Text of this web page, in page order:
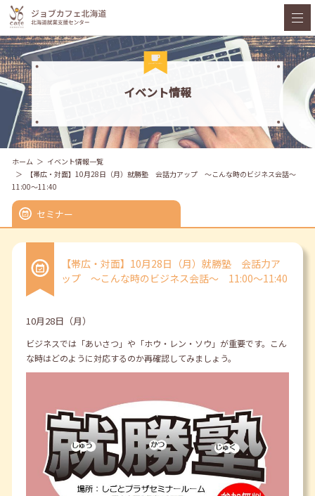
イベント情報
ホーム
イベント情報一覧
【帯広・対面】10月28日（月）就勝塾 会話力アップ ～こんな時のビジネス会話～
11:00～11:40
セミナー
【帯広・対面】10月28日（月）就勝塾 会話力ア
ップ ～こんな時のビジネス会話～ 11:00～11:40
10月28日（月）
ビジネスでは「あいさつ」や「ホウ・レン・ソウ」が重要です。こん
な時はどのように対応するのか再確認してみましょう。